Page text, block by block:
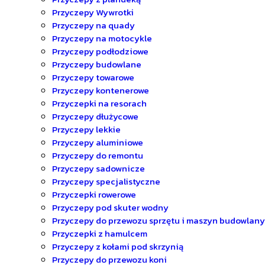
Przyczepy Wywrotki
Przyczepy na quady
Przyczepy na motocykle
Przyczepy podłodziowe
Przyczepy budowlane
Przyczepy towarowe
Przyczepy kontenerowe
Przyczepki na resorach
Przyczepy dłużycowe
Przyczepy lekkie
Przyczepy aluminiowe
Przyczepy do remontu
Przyczepy sadownicze
Przyczepy specjalistyczne
Przyczepki rowerowe
Przyczepy pod skuter wodny
Przyczepy do przewozu sprzętu i maszyn
Przyczepki z hamulcem
Przyczepy z kołami pod skrzynią
Przyczepy do przewozu koni